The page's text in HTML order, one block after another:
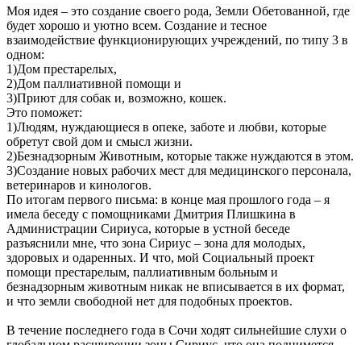
Моя идея – это создание своего рода, Земли Обетованной, где
будет хорошо и уютно всем. Создание и тесное
взаимодействие функционирующих учреждений, по типу 3 в
одном:
1)Дом престарелых,
2)Дом паллиативной помощи и
3)Приют для собак и, возможно, кошек.
Это поможет:
1)Людям, нуждающиеся в опеке, заботе и любви, которые
обретут свой дом и смысл жизни.
2)Безнадзорным Животным, которые также нуждаются в этом.
3)Создание новых рабочих мест для медицинского персонала,
ветеринаров и кинологов.
По итогам первого письма: в конце мая прошлого года – я
имела беседу с помощниками Дмитрия Плишкина в
Администрации Сириуса, которые в устной беседе
разъяснили мне, что зона Сириус – зона для молодых,
здоровых и одаренных. И что, мой Социальный проект
помощи престарелым, паллиативным больным и
безнадзорным животным никак не вписывается в их формат,
и что земли свободной нет для подобных проектов.
В течение последнего года в Сочи ходят сильнейшие слухи о